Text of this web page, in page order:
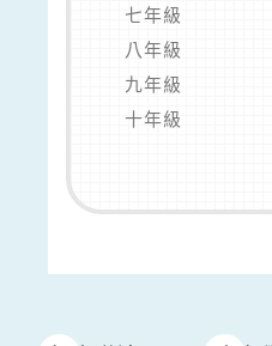
七年級
八年級
九年級
十年級